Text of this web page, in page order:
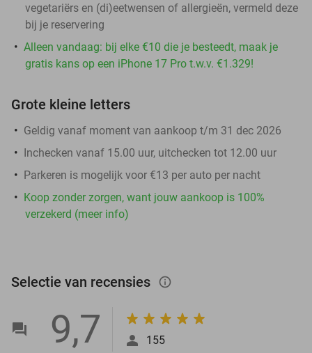
vegetariërs en (di)eetwensen of allergieën, vermeld deze
bij je reservering
Alleen vandaag: bij elke €10 die je besteedt, maak je
gratis kans op een iPhone 17 Pro t.w.v. €1.329!
Grote kleine letters
Geldig vanaf moment van aankoop t/m 31 dec 2026
Inchecken vanaf 15.00 uur, uitchecken tot 12.00 uur
Parkeren is mogelijk voor €13 per auto per nacht
Koop zonder zorgen, want jouw aankoop is 100%
verzekerd (meer info)
Selectie van recensies info_outlined
9,7 155